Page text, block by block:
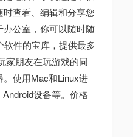
查看、编辑和分享您
公室，你可以随时随
件的宝库，提供最多
家朋友在玩游戏的同
使用Mac和Linux进
设备等。价格